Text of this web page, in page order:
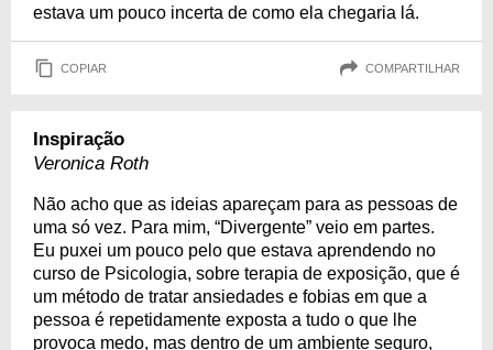
estava um pouco incerta de como ela chegaria lá.
COPIAR COMPARTILHAR
Inspiração
Veronica Roth
Não acho que as ideias apareçam para as pessoas de
uma só vez. Para mim, “Divergente” veio em partes.
Eu puxei um pouco pelo que estava aprendendo no
curso de Psicologia, sobre terapia de exposição, que é
um método de tratar ansiedades e fobias em que a
pessoa é repetidamente exposta a tudo o que lhe
provoca medo, mas dentro de um ambiente seguro,